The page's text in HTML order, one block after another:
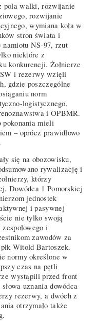
pola walki, rozwijanie
rozwijanie
wymiana koła w
stron świata i
namiotu NS-97, rzut
niektóre z
konkurencji. Żołnierze
i rezerwy wzięli
gdzie poszczególne
norm
logistycznego,
i OPBMR.
pokonania mieli
– oprócz prawidłowo
się na obozowisku,
rywalizację i
którzy
Dowódca 1 Pomorskiej
jednostek
i pasywnej
nie tylko swoją
i
zawodów za
Witold Bartoszek.
normy określone w
czas na pętli
wystąpili przed front
uznania dowódca
rezerwy, a dwóch z
otrzymało także